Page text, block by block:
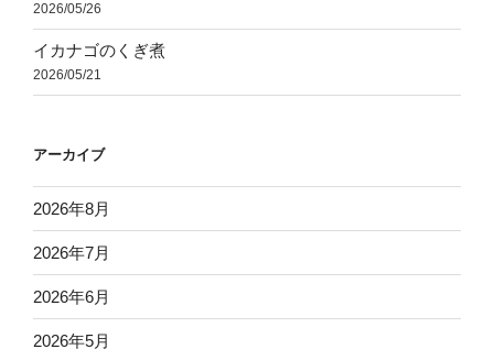
2026/05/26
イカナゴのくぎ煮
2026/05/21
アーカイブ
2026年8月
2026年7月
2026年6月
2026年5月